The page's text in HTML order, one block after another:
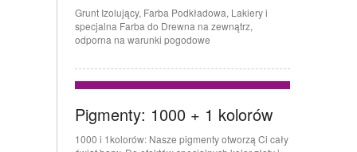
Grunt Izolujący, Farba Podkładowa, Lakiery i
specjalna Farba do Drewna na zewnątrz,
odporna na warunki pogodowe
Pigmenty: 1000 + 1 kolorów
1000 i 1kolorów: Nasze pigmenty otworzą Ci cały